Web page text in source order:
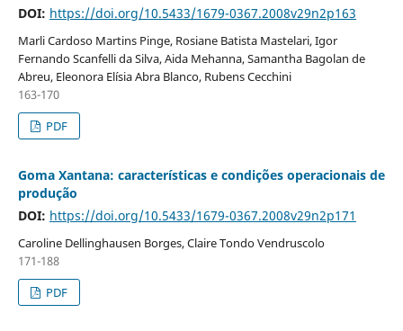
DOI: https://doi.org/10.5433/1679-0367.2008v29n2p163
Marli Cardoso Martins Pinge, Rosiane Batista Mastelari, Igor
Fernando Scanfelli da Silva, Aida Mehanna, Samantha Bagolan de
Abreu, Eleonora Elísia Abra Blanco, Rubens Cecchini
163-170
PDF
Goma Xantana: características e condições operacionais de
produção
DOI: https://doi.org/10.5433/1679-0367.2008v29n2p171
Caroline Dellinghausen Borges, Claire Tondo Vendruscolo
171-188
PDF